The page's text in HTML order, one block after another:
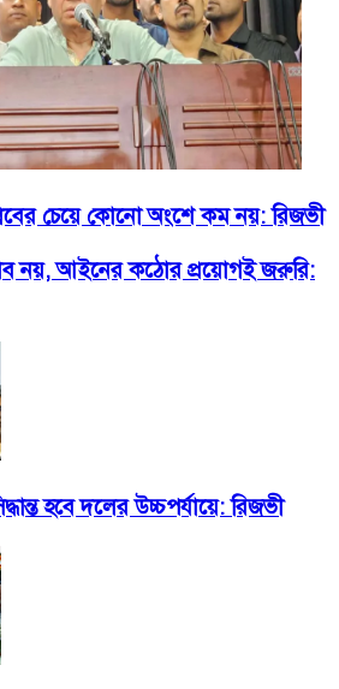
চেয়ে কোনো অংশে কম নয়: রিজভী
নয়, আইনের কঠোর প্রয়োগই জরুরি:
হবে দলের উচ্চপর্যায়ে: রিজভী